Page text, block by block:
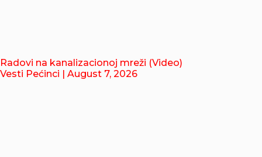
Radovi na kanalizacionoj mreži (Video)
Vesti Pećinci | August 7, 2026